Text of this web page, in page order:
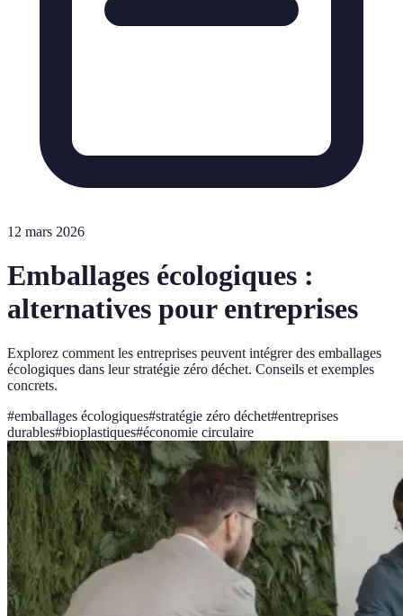
12 mars 2026
Emballages écologiques :
alternatives pour entreprises
Explorez comment les entreprises peuvent intégrer des emballages
écologiques dans leur stratégie zéro déchet. Conseils et exemples
concrets.
#emballages écologiques#stratégie zéro déchet#entreprises
durables#bioplastiques#économie circulaire